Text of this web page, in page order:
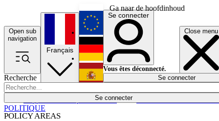
Ga naar de hoofdinhoud
Open sub
navigation
Close menu
Recherche
Se connecter
POLICY AREAS
Économie
Français
English
Deutsch
Español
Se connecter
Vous êtes déconnecté.
Se connecter
POLITIQUE